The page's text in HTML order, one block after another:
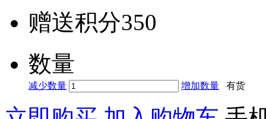
赠送积分350
数量
减少数量 增加数量 有货